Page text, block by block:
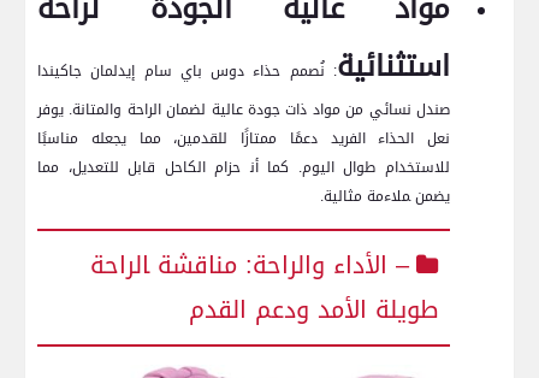
استثنائية: نُصمم حذاء دوس باي سام إيدلمان جاكيندا
⁣صندل نسائي من مواد ذات جودة عالية لضمان الراحة ​والمتانة.⁤ يوفر
نعل الحذاء الفريد دعمًا​ ممتازًا للقدمين،​ مما يجعله مناسبًا
للاستخدام⁤ طوال اليوم. كما أن‍ حزام الكاحل قابل للتعديل، مما
يضمن ‍ملاءمة⁢ مثالية.
– الأداء والراحة: مناقشة ‍الراحة
طويلة الأمد ودعم القدم